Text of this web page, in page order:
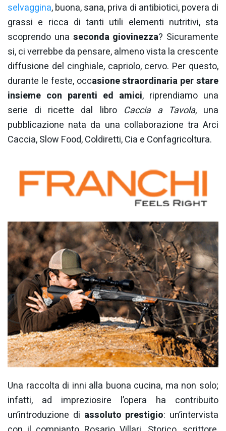
selvaggina, buona, sana, priva di antibiotici, povera di
grassi e ricca di tanti utili elementi nutritivi, sta
scoprendo una seconda giovinezza? Sicuramente
si, ci verrebbe da pensare, almeno vista la crescente
diffusione del cinghiale, capriolo, cervo. Per questo,
durante le feste, occasione straordinaria per stare
insieme con parenti ed amici, riprendiamo una
serie di ricette dal libro Caccia a Tavola, una
pubblicazione nata da una collaborazione tra Arci
Caccia, Slow Food, Coldiretti, Cia e Confagricoltura.
Una raccolta di inni alla buona cucina, ma non solo;
infatti, ad impreziosire l’opera ha contribuito
un’introduzione di assoluto prestigio: un’intervista